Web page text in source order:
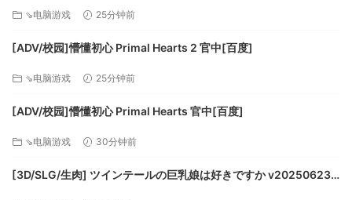
⇘电脑游戏 25分钟前
[ADV/校园]懵懂初心 Primal Hearts 2 官中[百度]
⇘电脑游戏 25分钟前
[ADV/校园]懵懂初心 Primal Hearts 官中[百度]
⇘电脑游戏 30分钟前
[3D/SLG/生肉] ツインテールの巨乳娘は好きですか v20250623